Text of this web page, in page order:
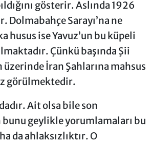
gösterir. Aslında 1926
Dolmabahçe Sarayı’na ne
ise Yavuz’un bu küpeli
Çünkü başında Şii
İran Şahlarına mahsus
görülmektedir.
Ait olsa bile son
geylikle yorumlamaları bu
da ahlaksızlıktır. O